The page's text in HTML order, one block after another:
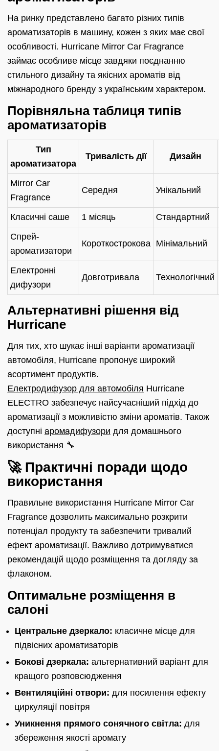
На ринку представлено багато різних типів
ароматизаторів в машину, кожен з яких має свої
особливості. Hurricane Mirror Car Fragrance
займає особливе місце завдяки поєднанню
стильного дизайну та якісних ароматів від
міжнародного бренду з українським характером.
Порівняльна таблиця типів
ароматизаторів
Тип
ароматизатора
Тривалість дії Дизайн
Mirror Car
Fragrance
Середня Унікальний
Класичні саше 1 місяць
Стандартний
Спрей-
ароматизатори
Короткострокова Мінімальний
Електронні
дифузори
Довготривала Технологічний
Альтернативні рішення від
Hurricane
Для тих, хто шукає інші варіанти ароматизації
автомобіля, Hurricane пропонує широкий
асортимент продуктів.
Електродифузор для автомобіля Hurricane
ELECTRO забезпечує найсучасніший підхід до
ароматизації з можливістю зміни ароматів. Також
доступні аромадифузори для домашнього
використання 🔧
🚀 Практичні поради щодо
використання
Правильне використання Hurricane Mirror Car
Fragrance дозволить максимально розкрити
потенціал продукту та забезпечити тривалий
ефект ароматизації. Важливо дотримуватися
рекомендацій щодо розміщення та догляду за
флаконом.
Оптимальне розміщення в
салоні
Центральне дзеркало: класичне місце для
підвісних ароматизаторів
Бокові дзеркала: альтернативний варіант для
кращого розповсюдження
Вентиляційні отвори: для посилення ефекту
циркуляції повітря
Уникнення прямого сонячного світла: для
збереження якості аромату